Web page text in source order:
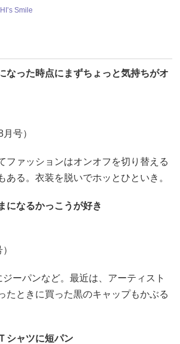
Smile
なった時点にまずちょっと気持ちがオ
号）
ァッションはオンオフを切り替える
ある。衣装を脱いでホッとひといき。
になるかっこうが好き
ーパンなど。最近は、アーティスト
たときに買った黒のキャップもかぶる
シャツに短パン